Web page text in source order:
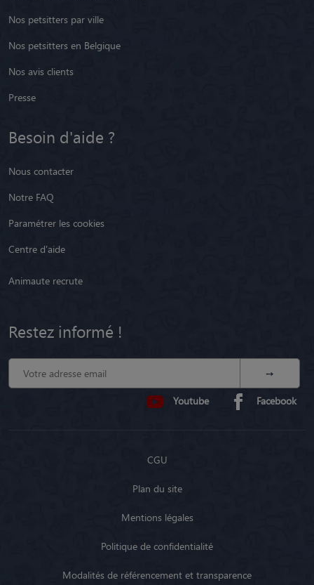
Nos petsitters par ville
Nos petsitters en Belgique
Nos avis clients
Presse
Besoin d'aide ?
Nous contacter
Notre FAQ
Paramétrer les cookies
Centre d'aide
Animaute recrute
Restez informé !
Youtube Facebook
CGU
Plan du site
Mentions légales
Politique de confidentialité
Modalités de référencement et transparence